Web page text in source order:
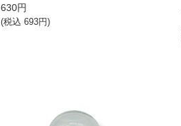
630円
(税込693円)